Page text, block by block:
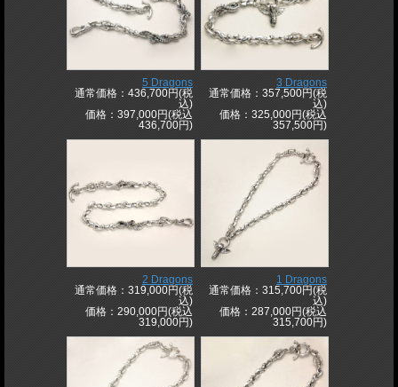
5 Dragons
通常価格：436,700円(税
込)
価格：397,000円(税込
436,700円)
3 Dragons
通常価格：357,500円(税
込)
価格：325,000円(税込
357,500円)
2 Dragons
通常価格：319,000円(税
込)
価格：290,000円(税込
319,000円)
1 Dragons
通常価格：315,700円(税
込)
価格：287,000円(税込
315,700円)